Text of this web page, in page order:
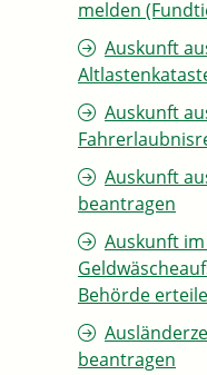
melden
Auskunft
Auskunft
Auskunft
beantragen
Auskunft
Behörde
beantragen